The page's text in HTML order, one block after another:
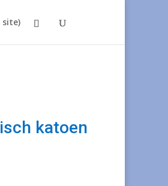
site)
katoen